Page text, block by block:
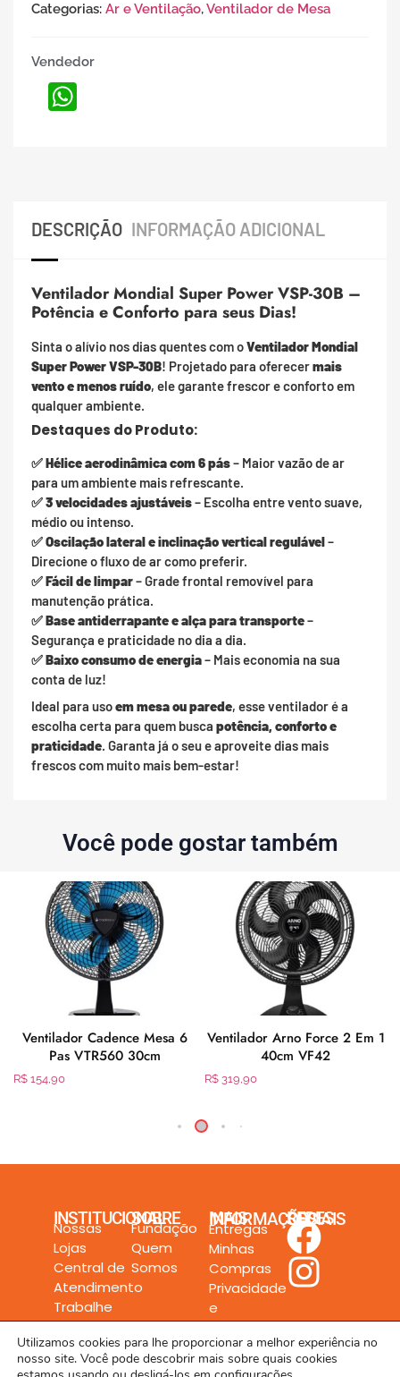
Categorias: Ar e Ventilação,Ventilador de Mesa
Vendedor
DESCRIÇÃO INFORMAÇÃO ADICIONAL
Ventilador Mondial Super Power VSP-30B –
Potência e Conforto para seus Dias!
Sinta o alívio nos dias quentes com oVentilador Mondial
Super Power VSP-30B! Projetado para oferecermais
vento e menos ruído, ele garante frescor e conforto em
qualquer ambiente.
Destaques do Produto:
✅Hélice aerodinâmica com 6 pás– Maior vazão de ar
para um ambiente mais refrescante.
✅3 velocidades ajustáveis– Escolha entre vento suave,
médio ou intenso.
✅Oscilação lateral e inclinação vertical regulável–
Direcione o fluxo de ar como preferir.
✅Fácil de limpar– Grade frontal removível para
manutenção prática.
✅Base antiderrapante e alça para transporte–
Segurança e praticidade no dia a dia.
✅Baixo consumo de energia– Mais economia na sua
conta de luz!
Ideal para usoem mesa ou parede, esse ventilador é a
escolha certa para quem busca potência, conforto e
praticidade. Garanta já o seu e aproveite dias mais
frescos com muito mais bem-estar!
Você pode gostar também
Ventilador Cadence Mesa 6
Pas VTR560 30cm
R$ 154,90
Ventilador Arno Force 2 Em 1
40cm VF42
R$ 319,90
INSTITUCIONAL
Nossas
Lojas
Central de
Atendimento
Trabalhe
Conosco
SOBRE
Fundação
Quem
Somos
MAIS INFORMAÇÕES
Entregas
Minhas
Compras
Privacidade
e
Segurança
REDES SOCIAIS
Utilizamos cookies para lhe proporcionar a melhor experiência no
nosso site. Você pode descobrir mais sobre quais cookies